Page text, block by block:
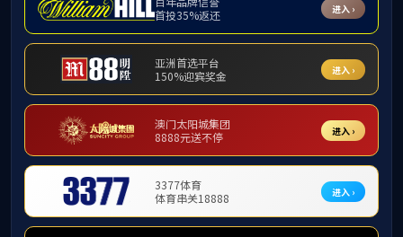
一般情况
姓名：杨稀仁 ，性别：
学科专业：骨科
学历及学位：
硕士研究生
职称：副教授
职务：骨科党支部书记，关节外科运动医学科
联系方式：Email:43582551@qq.com